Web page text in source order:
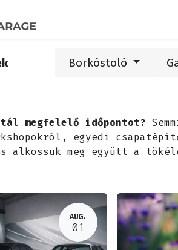
Borkóstoló
megfelelő időpontot?
egyedi
alkossuk meg együtt a
AUG.
01